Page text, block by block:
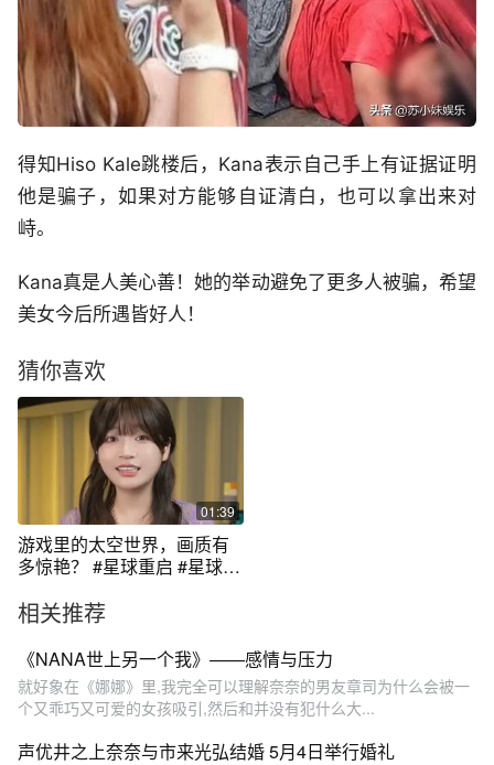
得知Hiso Kale跳楼后，Kana表示自己手上有证据证明
他是骗子，如果对方能够自证清白，也可以拿出来对
峙。
Kana真是人美心善！她的举动避免了更多人被骗，希望
美女今后所遇皆好人！
猜你喜欢
01:39
游戏里的太空世界，画质有
多惊艳？ #星球重启 #星球重
季制
相关推荐
《NANA世上另一个我》——感情与压力
就好象在《娜娜》里,我完全可以理解奈奈的男友章司为什么会被一
个又乖巧又可爱的女孩吸引,然后和并没有犯什么大...
声优井之上奈奈与市来光弘结婚 5月4日举行婚礼